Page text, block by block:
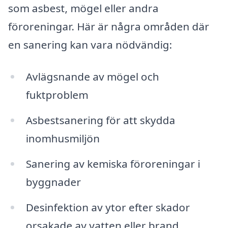
som asbest, mögel eller andra
föroreningar. Här är några områden där
en sanering kan vara nödvändig:
Avlägsnande av mögel och
fuktproblem
Asbestsanering för att skydda
inomhusmiljön
Sanering av kemiska föroreningar i
byggnader
Desinfektion av ytor efter skador